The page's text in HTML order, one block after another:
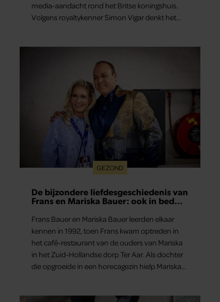
media-aandacht rond het Britse koningshuis.
Volgens royaltykenner Simon Vigar denkt het
GEZOND
De bijzondere liefdesgeschiedenis van
Frans en Mariska Bauer: ook in bed
Frans Bauer en Mariska Bauer leerden elkaar
kennen in 1992, toen Frans kwam optreden in
het café-restaurant van de ouders van Mariska
in het Zuid-Hollandse dorp Ter Aar. Als dochter
die opgroeide in een horecagezin hielp Mariska